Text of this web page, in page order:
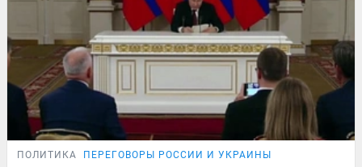
ПОЛИТИКА ПЕРЕГОВОРЫ РОССИИ И УКРАИНЫ